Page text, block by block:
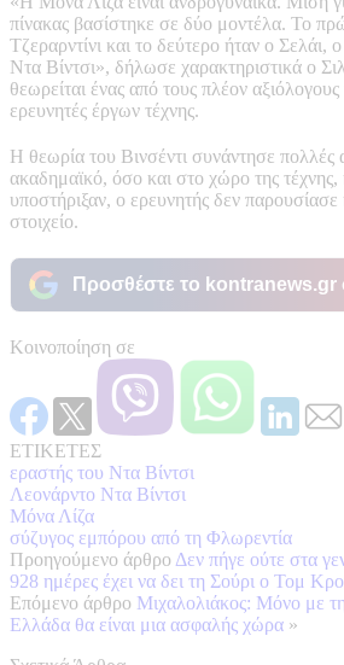
πίνακας βασίστηκε σε δύο μοντέλα. Το
Τζεραρντίνι και το δεύτερο ήταν ο Σελάι,
Ντα Βίντσι», δήλωσε χαρακτηριστικά ο
θεωρείται ένας από τους πλέον αξιόλογους
ερευνητές έργων τέχνης.
Η θεωρία του Βινσέντι συνάντησε πολλές
ακαδημαϊκό, όσο και στο χώρο της
υποστήριξαν, ο ερευνητής δεν παρουσίασε
στοιχείο.
Προσθέστε το kontranews.gr
Κοινοποίηση σε
ΕΤΙΚΕΤΕΣ
εραστής του Ντα Βίντσι
Λεονάρντο Ντα Βίντσι
Μόνα Λίζα
σύζυγος εμπόρου από τη Φλωρεντία
Προηγούμενο άρθρο Δεν πήγε ούτε στα
928 ημέρες έχει να δει τη Σούρι ο Τομ
Επόμενο άρθρο Μιχαλολιάκος: Μόνο με
Ελλάδα θα είναι μια ασφαλής χώρα »